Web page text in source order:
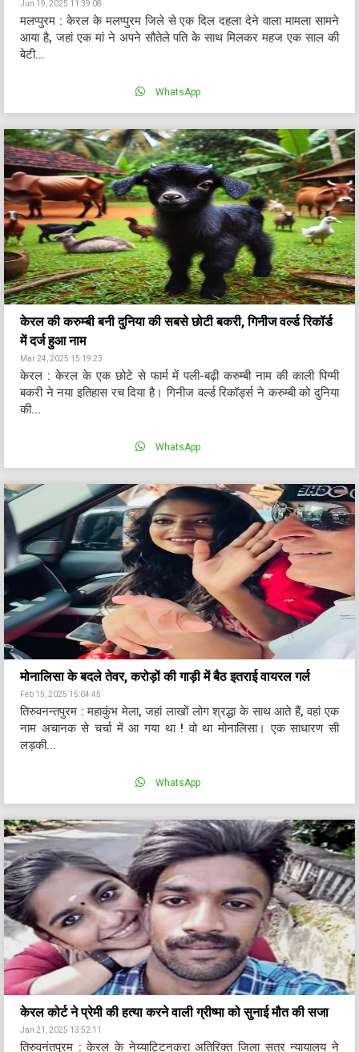
Jun 19, 2025 11:39:08
मलप्पुरम : केरल के मलप्पुरम जिले से एक दिल दहला देने वाला मामला सामने
आया है, जहां एक मां ने अपने सौतेले पति के साथ मिलकर महज एक साल की
बेटी...
WhatsApp
केरल की करुम्बी बनी दुनिया की सबसे छोटी बकरी, गिनीज वर्ल्ड रिकॉर्ड
में दर्ज हुआ नाम
Mar 24, 2025 15:19:23
केरल : केरल के एक छोटे से फार्म में पली-बढ़ी करुम्बी नाम की काली पिग्मी
बकरी ने नया इतिहास रच दिया है। गिनीज वर्ल्ड रिकॉर्ड्स ने करुम्बी को दुनिया
की...
WhatsApp
मोनालिसा के बदले तेवर, करोड़ों की गाड़ी में बैठ इतराई वायरल गर्ल
Feb 15, 2025 15:04:45
तिरुवनन्तपुरम : महाकुंभ मेला, जहां लाखों लोग श्रद्धा के साथ आते हैं, वहां एक
नाम अचानक से चर्चा में आ गया था ! वो था मोनालिसा। एक साधारण सी
लड़की...
WhatsApp
केरल कोर्ट ने प्रेमी की हत्या करने वाली ग्रीष्मा को सुनाई मौत की सजा
Jan 21, 2025 13:52:11
तिरुवनंतपुरम : केरल के नेय्याट्टिनकरा अतिरिक्त जिला सत्र न्यायालय ने